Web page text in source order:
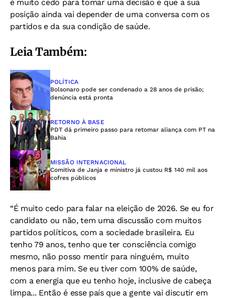
é muito cedo para tomar uma decisão e que a sua
posição ainda vai depender de uma conversa com os
partidos e da sua condição de saúde.
Leia Também:
POLÍTICA
Bolsonaro pode ser condenado a 28 anos de prisão;
denúncia está pronta
RETORNO À BASE
PDT dá primeiro passo para retomar aliança com PT na
Bahia
MISSÃO INTERNACIONAL
Comitiva de Janja e ministro já custou R$ 140 mil aos
cofres públicos
“É muito cedo para falar na eleição de 2026. Se eu for
candidato ou não, tem uma discussão com muitos
partidos políticos, com a sociedade brasileira. Eu
tenho 79 anos, tenho que ter consciência comigo
mesmo, não posso mentir para ninguém, muito
menos para mim. Se eu tiver com 100% de saúde,
com a energia que eu tenho hoje, inclusive de cabeça
limpa... Então é esse país que a gente vai discutir em